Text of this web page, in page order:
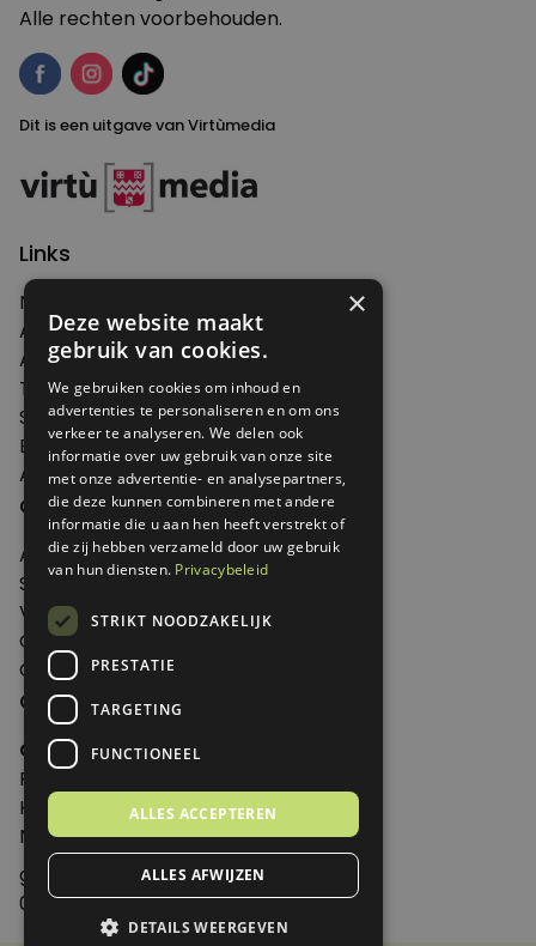
Alle rechten voorbehouden.
Dit is een uitgave van Virtùmedia
Links
Nieuws
Artikelen
Agenda
Thema's
Shop
Edities
Abonneren
Over Genoeg
Adverteren
Samenwerken
Verkooppunten
Over Genoeg
Contact
Contactgegevens
Genoeg
Postbus 595 - 3700 AN Zeist
Huis ter Heideweg 13 - 3705MA Zeist
Nederland
genoeg@spabonneeservice.nl
088-1102091
×
Deze website maakt
gebruik van cookies.
We gebruiken cookies om inhoud en
advertenties te personaliseren en om ons
verkeer te analyseren. We delen ook
informatie over uw gebruik van onze site
met onze advertentie- en analysepartners,
die deze kunnen combineren met andere
informatie die u aan hen heeft verstrekt of
die zij hebben verzameld door uw gebruik
van hun diensten. Privacybeleid
STRIKT NOODZAKELIJK
PRESTATIE
TARGETING
FUNCTIONEEL
ALLES ACCEPTEREN
ALLES AFWIJZEN
DETAILS WEERGEVEN